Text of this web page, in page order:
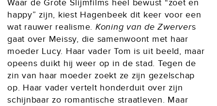
Waar de Grote Slijmfilms heel bewust “zoet en
happy” zijn, kiest Hagenbeek dit keer voor een
wat rauwer realisme. Koning van de Zwervers
gaat over Meissy, die samenwoont met haar
moeder Lucy. Haar vader Tom is uit beeld, maar
opeens duikt hij weer op in de stad. Tegen de
zin van haar moeder zoekt ze zijn gezelschap
op. Haar vader vertelt honderduit over zijn
schijnbaar zo romantische straatleven. Maar